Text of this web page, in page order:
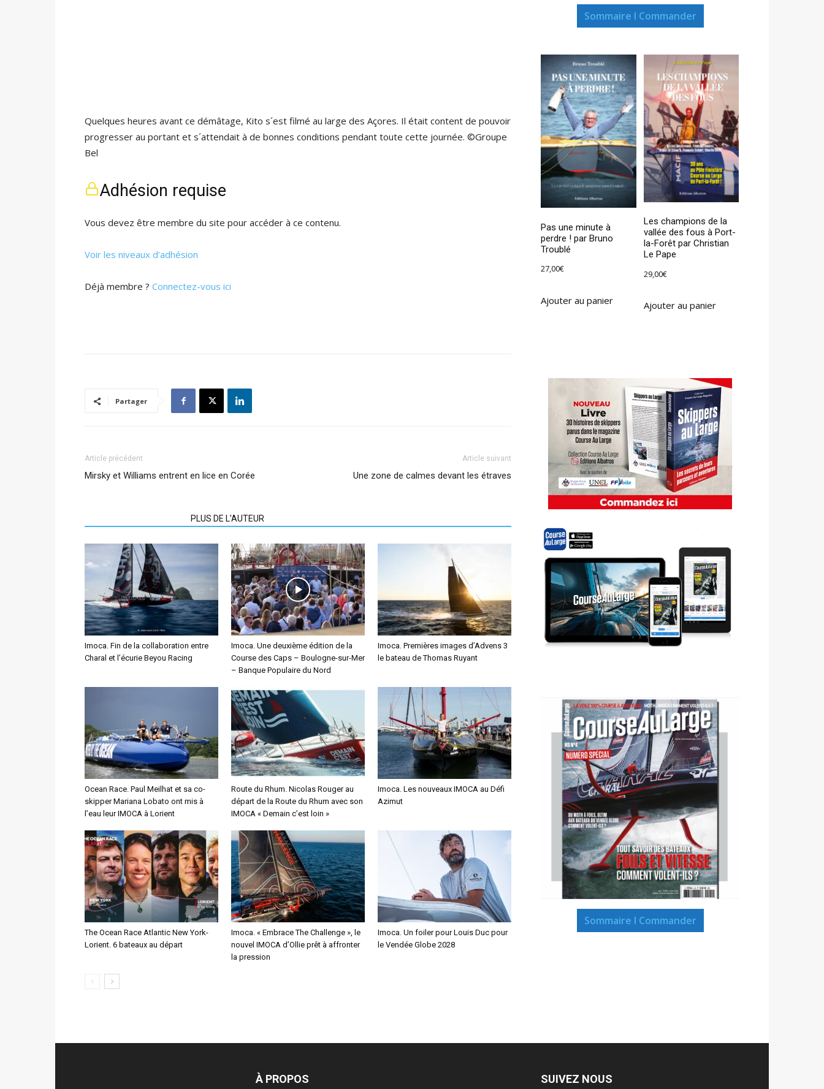
Quelques heures avant ce démâtage, Kito s´est filmé au large des Açores. Il était content de pouvoir
progresser au portant et s´attendait à de bonnes conditions pendant toute cette journée. ©Groupe
Bel
Adhésion requise
Vous devez être membre du site pour accéder à ce contenu.
Voir les niveaux d’adhésion
Déjà membre ? Connectez-vous ici
Partager
Article précédent
Mirsky et Williams entrent en lice en Corée
Article suivant
Une zone de calmes devant les étraves
PLUS DE L'AUTEUR
Imoca. Fin de la collaboration entre
Charal et l’écurie Beyou Racing
Imoca. Une deuxième édition de la
Course des Caps – Boulogne-sur-Mer
– Banque Populaire du Nord
Imoca. Premières images d’Advens 3
le bateau de Thomas Ruyant
Ocean Race. Paul Meilhat et sa co-
skipper Mariana Lobato ont mis à
l’eau leur IMOCA à Lorient
Route du Rhum. Nicolas Rouger au
départ de la Route du Rhum avec son
IMOCA « Demain c’est loin »
Imoca. Les nouveaux IMOCA au Défi
Azimut
The Ocean Race Atlantic New York-
Lorient. 6 bateaux au départ
Imoca. « Embrace The Challenge », le
nouvel IMOCA d’Ollie prêt à affronter
la pression
Imoca. Un foiler pour Louis Duc pour
le Vendée Globe 2028
Sommaire I Commander
Pas une minute à
perdre ! par Bruno
Troublé
27,00€
Ajouter au panier
Les champions de la
vallée des fous à Port-
la-Forêt par Christian
Le Pape
29,00€
Ajouter au panier
Sommaire I Commander
À PROPOS SUIVEZ NOUS